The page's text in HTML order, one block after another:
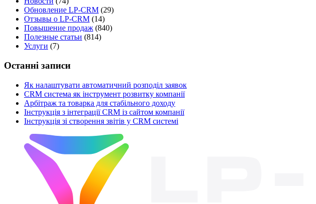
Обновление LP-CRM (29)
Отзывы о LP-CRM (14)
Повышение продаж (840)
Полезные статьи (814)
Услуги (7)
Останні записи
Як налаштувати автоматичний розподіл заявок
CRM система як інструмент розвитку компанії
Арбітраж та товарка для стабільного доходу
Інструкція з інтеграції CRM із сайтом компанії
Інструкція зі створення звітів у CRM системі